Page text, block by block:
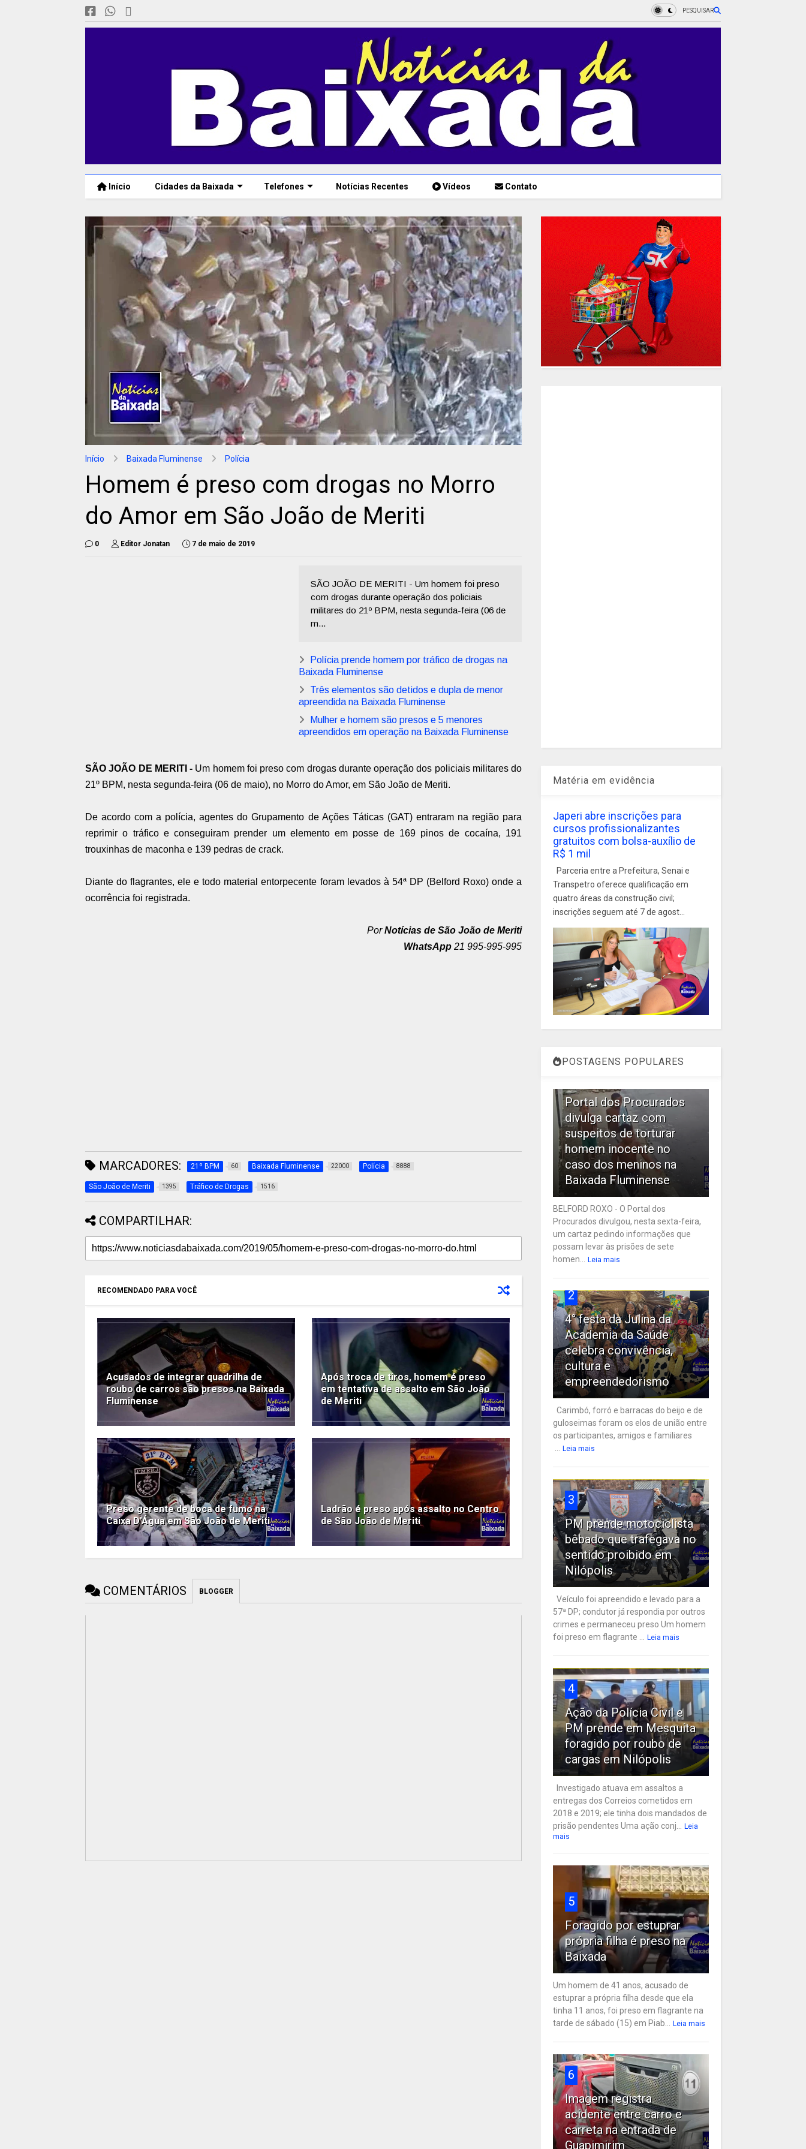
PESQUISAR
Início Cidades da Baixada Telefones Notícias Recentes Vídeos Contato
Início Baixada Fluminense Polícia
Homem é preso com drogas no Morro
do Amor em São João de Meriti
0 Editor Jonatan 7 de maio de 2019
SÃO JOÃO DE MERITI - Um homem foi preso
com drogas durante operação dos policiais
militares do 21º BPM, nesta segunda-feira (06 de
m...
Polícia prende homem por tráfico de drogas na
Baixada Fluminense
Três elementos são detidos e dupla de menor
apreendida na Baixada Fluminense
Mulher e homem são presos e 5 menores
apreendidos em operação na Baixada Fluminense
SÃO JOÃO DE MERITI - Um homem foi preso com drogas durante operação dos policiais militares do
21º BPM, nesta segunda-feira (06 de maio), no Morro do Amor, em São João de Meriti.
De acordo com a polícia, agentes do Grupamento de Ações Táticas (GAT) entraram na região para
reprimir o tráfico e conseguiram prender um elemento em posse de 169 pinos de cocaína, 191
trouxinhas de maconha e 139 pedras de crack.
Diante do flagrantes, ele e todo material entorpecente foram levados à 54ª DP (Belford Roxo) onde a
ocorrência foi registrada.
PorNotícias de São João de Meriti
WhatsApp 21 995-995-995
MARCADORES: 21º BPM 60 Baixada Fluminense 22000 Polícia 8888
São João de Meriti 1395 Tráfico de Drogas 1516
COMPARTILHAR:
RECOMENDADO PARA VOCÊ
Acusados de integrar quadrilha de
roubo de carros são presos na Baixada
Fluminense
Após troca de tiros, homem é preso
em tentativa de assalto em São João
de Meriti
Preso gerente de boca de fumo na
Caixa D'Água em São João de Meriti
Ladrão é preso após assalto no Centro
de São João de Meriti
COMENTÁRIOS BLOGGER
Matéria em evidência
Japeri abre inscrições para
cursos profissionalizantes
gratuitos com bolsa-auxílio de
R$ 1 mil
Parceria entre a Prefeitura, Senai e
Transpetro oferece qualificação em
quatro áreas da construção civil;
inscrições seguem até 7 de agost...
POSTAGENS POPULARES
Portal dos Procurados
divulga cartaz com
suspeitos de torturar
homem inocente no
caso dos meninos na
Baixada Fluminense
BELFORD ROXO - O Portal dos
Procurados divulgou, nesta sexta-feira,
um cartaz pedindo informações que
possam levar às prisões de sete
homen... Leia mais
2
4° festa da Julina da
Academia da Saúde
celebra convivência,
cultura e
empreendedorismo
Carimbó, forró e barracas do beijo e de
guloseimas foram os elos de união entre
os participantes, amigos e familiares
... Leia mais
3
PM prende motociclista
bêbado que trafegava no
sentido proibido em
Nilópolis
Veículo foi apreendido e levado para a
57ª DP; condutor já respondia por outros
crimes e permaneceu preso Um homem
foi preso em flagrante ... Leia mais
4
Ação da Polícia Civil e
PM prende em Mesquita
foragido por roubo de
cargas em Nilópolis
Investigado atuava em assaltos a
entregas dos Correios cometidos em
2018 e 2019; ele tinha dois mandados de
prisão pendentes Uma ação conj... Leia
mais
5
Foragido por estuprar
própria filha é preso na
Baixada
Um homem de 41 anos, acusado de
estuprar a própria filha desde que ela
tinha 11 anos, foi preso em flagrante na
tarde de sábado (15) em Piab... Leia mais
6
Imagem registra
acidente entre carro e
carreta na entrada de
Guapimirim